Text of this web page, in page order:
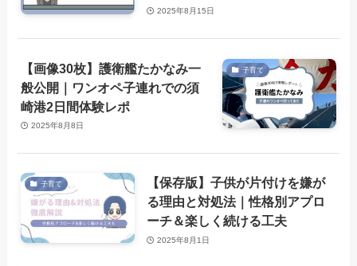
2025年8月15日
子育て
【画像30枚】護衛艦たかなみ一
般公開｜ワンオペ子連れでの須
崎港2日間体験レポ
2025年8月8日
子育て
【保存版】子供が片付けを嫌が
る理由と対処法｜性格別アプロ
ーチ＆楽しく続ける工夫
2025年8月1日